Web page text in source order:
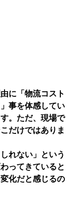
に「物流コスト
事を体感してい
。ただ、現場で
だけではありま
れない」という
ってきていると
化だと感じるの